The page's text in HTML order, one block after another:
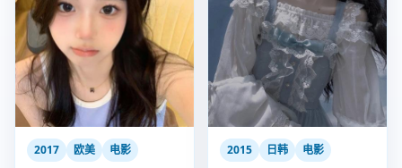
2017 欧美 电影 2015 日韩 电影